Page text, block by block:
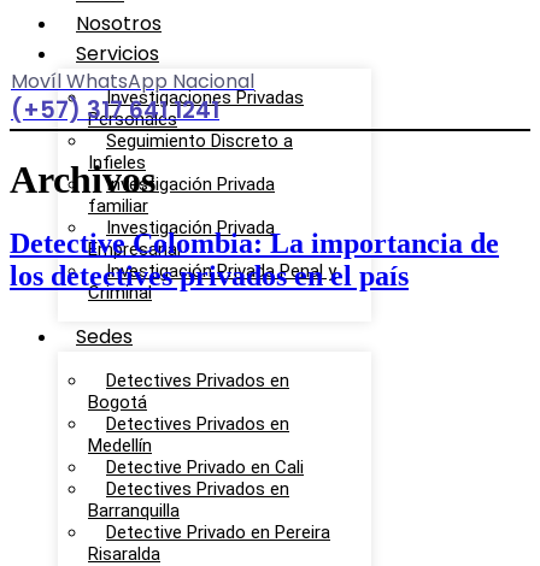
Nosotros
Servicios
Investigaciones Privadas
Personales
Seguimiento Discreto a
Infieles
Investigación Privada
familiar
Investigación Privada
Empresarial
Investigación Privada Penal y
Criminal
Sedes
Detectives Privados en
Bogotá
Detectives Privados en
Medellín
Detective Privado en Cali
Detectives Privados en
Barranquilla
Detective Privado en Pereira
Risaralda
Movíl WhatsApp Nacional
(+57) 317 641 1241
Archivos
Detective Colombia: La importancia de
los detectives privados en el país